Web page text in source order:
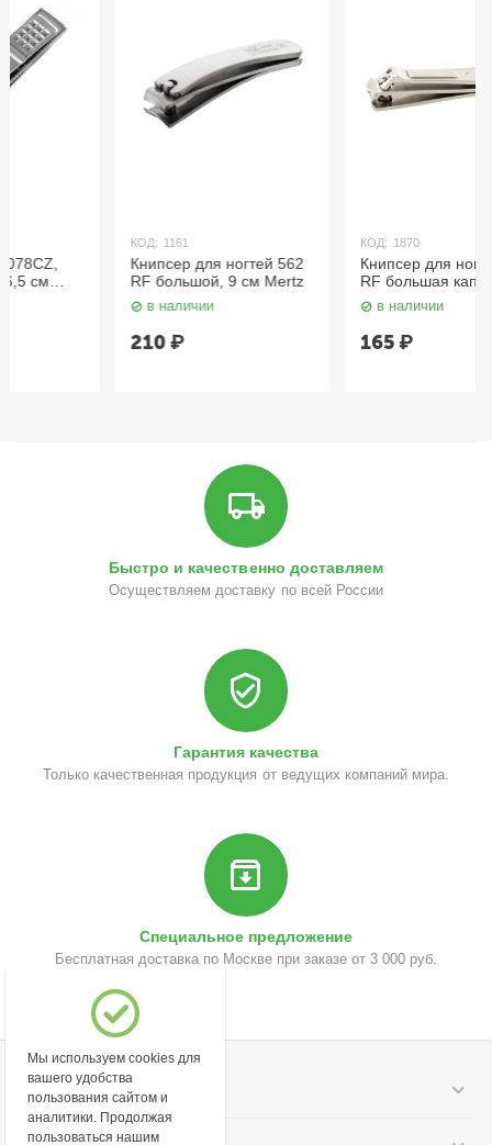
Книпсер для ногтей 562
RF большой, 9 см Mertz
Книпсер для ногтей 564
RF большая капля, 9 см
Быстро и качественно доставляем
Осуществляем доставку по всей России
Гарантия качества
Только качественная продукция от ведущих компаний мира.
Специальное предложение
Бесплатная доставка по Москве при заказе от 3 000 руб.
Моя учетная запись
Мы используем cookies для
вашего удобства
пользования сайтом и
аналитики. Продолжая
пользоваться нашим